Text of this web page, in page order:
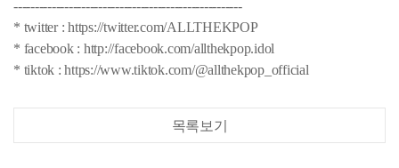
------------------------------------------------------
* twitter : https://twitter.com/ALLTHEKPOP
* facebook : http://facebook.com/allthekpop.idol
* tiktok : https://www.tiktok.com/@allthekpop_official
목록보기